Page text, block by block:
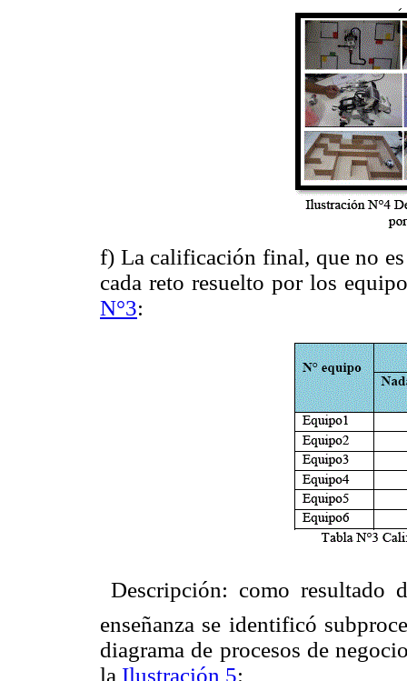
f) La calificación final, que no
cada reto resuelto por los
N°3:
 Descripción: como
enseñanza se identificó
diagrama de procesos de
la Ilustración 5: